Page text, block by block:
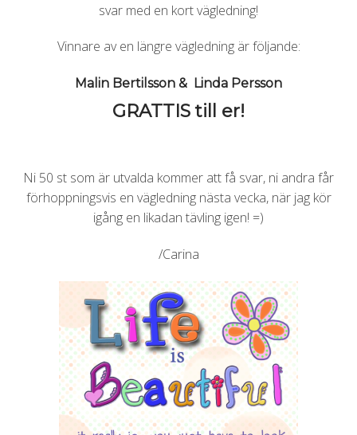
svar med en kort vägledning!
Vinnare av en längre vägledning är följande:
Malin Bertilsson & Linda Persson
GRATTIS till er!
Ni 50 st som är utvalda kommer att få svar, ni andra får
förhoppningsvis en vägledning nästa vecka, när jag kör
igång en likadan tävling igen! =)
/Carina